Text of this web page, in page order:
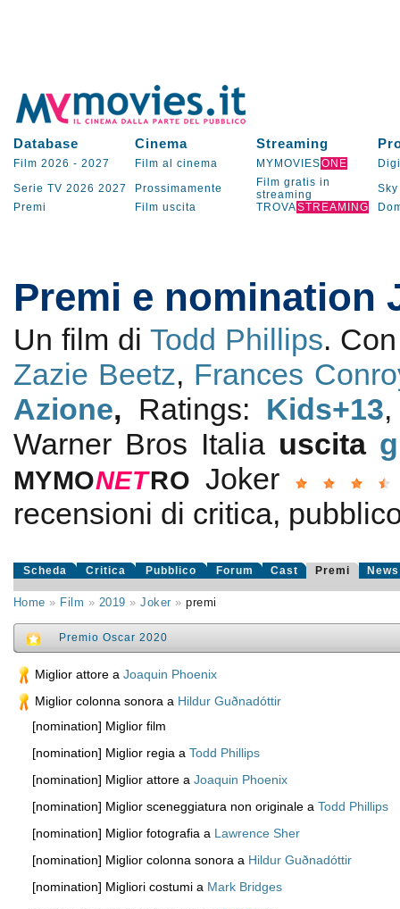
Database Cinema Streaming
Film 2026 - 2027 Film al cinema MYMOVIESONE
Serie TV 2026 2027 Prossimamente
Film gratis in
streaming
Sky
Premi
Film uscita TROVASTREAMING
Premi e nomination
Un film di Todd Phillips.
Zazie Beetz, Frances
Azione, Ratings: Kids+13
Warner Bros Italia uscita
MYMONETRO Joker
recensioni di critica,
Scheda Critica Pubblico Forum Cast Premi News
Home » Film » 2019 »Joker »premi
Premio Oscar 2020
Miglior attore a Joaquin Phoenix
Miglior colonna sonora a Hildur Guðnadóttir
[nomination] Miglior film
[nomination] Miglior regia a Todd Phillips
[nomination] Miglior attore a Joaquin Phoenix
[nomination] Miglior sceneggiatura non originale a Todd Phillips
[nomination] Miglior fotografia a Lawrence Sher
[nomination] Miglior colonna sonora a Hildur Guðnadóttir
[nomination] Migliori costumi a Mark Bridges